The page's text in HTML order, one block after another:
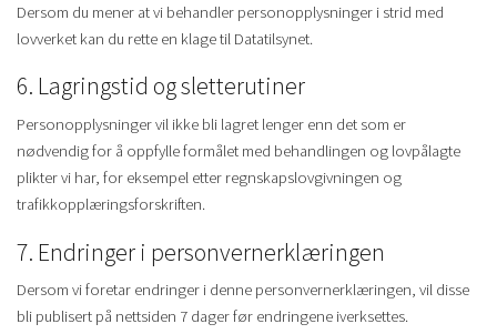
Dersom du mener at vi behandler personopplysninger i strid med
lovverket kan du rette en klage til Datatilsynet.
6. Lagringstid og sletterutiner
Personopplysninger vil ikke bli lagret lenger enn det som er
nødvendig for å oppfylle formålet med behandlingen og lovpålagte
plikter vi har, for eksempel etter regnskapslovgivningen og
trafikkopplæringsforskriften.
7. Endringer i personvernerklæringen
Dersom vi foretar endringer i denne personvernerklæringen, vil disse
bli publisert på nettsiden 7 dager før endringene iverksettes.